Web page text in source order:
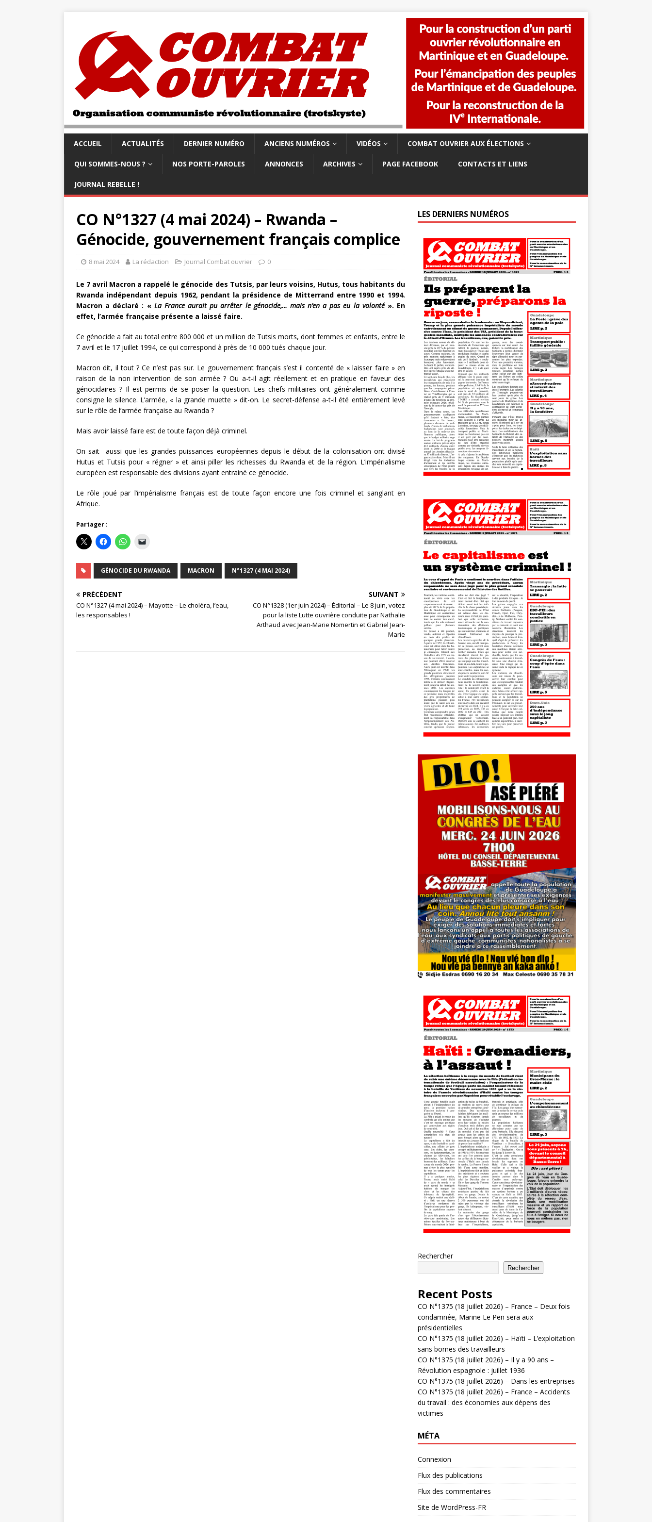
ACCUEIL ACTUALITÉS DERNIER NUMÉRO ANCIENS NUMÉROS VIDÉOS COMBAT OUVRIER AUX ÉLECTIONS
QUI SOMMES-NOUS ? NOS PORTE-PAROLES ANNONCES ARCHIVES PAGE FACEBOOK CONTACTS ET LIENS
JOURNAL REBELLE !
CO N°1327 (4 mai 2024) – Rwanda –
Génocide, gouvernement français complice
8 mai 2024 La rédaction Journal Combat ouvrier 0
Le 7 avril Macron a rappelé le génocide des Tutsis, par leurs voisins, Hutus, tous habitants du
Rwanda indépendant depuis 1962, pendant la présidence de Mitterrand entre 1990 et 1994.
Macron a déclaré : « La France aurait pu arrêter le génocide,… mais n’en a pas eu la volonté ». En
effet, l’armée française présente a laissé faire.
Ce génocide a fait au total entre 800 000 et un million de Tutsis morts, dont femmes et enfants, entre le
7 avril et le 17 juillet 1994, ce qui correspond à près de 10 000 tués chaque jour.
Macron dit, il tout ? Ce n’est pas sur. Le gouvernement français s’est il contenté de « laisser faire » en
raison de la non intervention de son armée ? Ou a-t-il agit réellement et en pratique en faveur des
génocidaires ? Il est permis de se poser la question. Les chefs militaires ont généralement comme
consigne le silence. L’armée, « la grande muette » dit-on. Le secret-défense a-t-il été entièrement levé
sur le rôle de l’armée française au Rwanda ?
Mais avoir laissé faire est de toute façon déjà criminel.
On sait aussi que les grandes puissances européennes depuis le début de la colonisation ont divisé
Hutus et Tutsis pour « régner » et ainsi piller les richesses du Rwanda et de la région. L’impérialisme
européen est responsable des divisions ayant entrainé ce génocide.
Le rôle joué par l’impérialisme français est de toute façon encore une fois criminel et sanglant en
Afrique.
Partager :
GÉNOCIDE DU RWANDA MACRON N°1327 (4 MAI 2024)
PRÉCÉDENT
CO N°1327 (4 mai 2024) – Mayotte – Le choléra, l’eau,
les responsables !
SUIVANT
CO N°1328 (1er juin 2024) – Éditorial – Le 8 juin, votez
pour la liste Lutte ouvrière conduite par Nathalie
Arthaud avec Jean-Marie Nomertin et Gabriel Jean-
Marie
LES DERNIERS NUMÉROS
Rechercher
Rechercher
Recent Posts
CO N°1375 (18 juillet 2026) – France – Deux fois
condamnée, Marine Le Pen sera aux
présidentielles
CO N°1375 (18 juillet 2026) – Haïti – L’exploitation
sans bornes des travailleurs
CO N°1375 (18 juillet 2026) – Il y a 90 ans –
Révolution espagnole : juillet 1936
CO N°1375 (18 juillet 2026) – Dans les entreprises
CO N°1375 (18 juillet 2026) – France – Accidents
du travail : des économies aux dépens des
victimes
MÉTA
Connexion
Flux des publications
Flux des commentaires
Site de WordPress-FR